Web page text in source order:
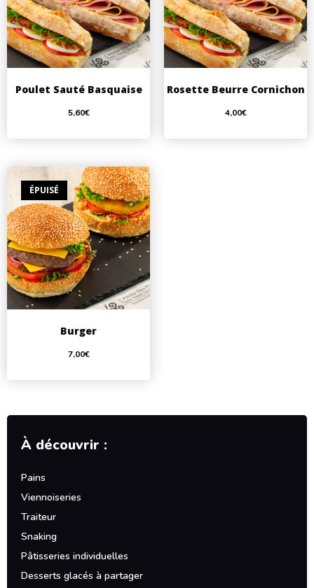
À découvrir :
Pains
Viennoiseries
Traiteur
Snaking
Pâtisseries individuelles
Desserts glacés à partager
Poulet Sauté Basquaise
5,60€
Rosette Beurre Cornichon
4,00€
ÉPUISÉ
Burger
7,00€